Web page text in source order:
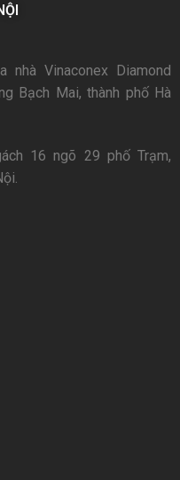
nhà Vinaconex Diamond
Bạch Mai, thành phố Hà
16 ngõ 29 phố Trạm,